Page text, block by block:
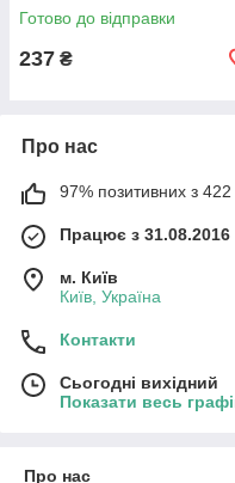
Готово до відправки
237 ₴
Про нас
97% позитивних з 422
Працює з 31.08.2016
м. Київ
Київ, Україна
Контакти
Сьогодні вихідний
Показати весь
Про нас